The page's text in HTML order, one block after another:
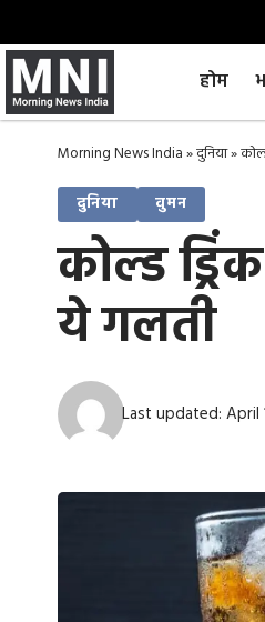
होम
Morning News India»दुनिया»
दुनिया वुमन
कोल्ड
ये गलती
Last updated: April